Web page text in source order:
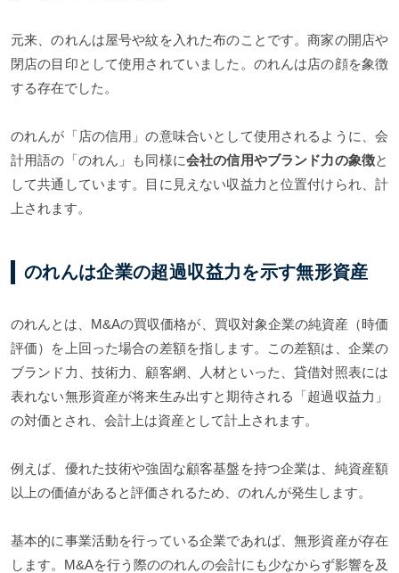
元来、のれんは屋号や紋を入れた布のことです。商家の開店や
閉店の目印として使用されていました。のれんは店の顔を象徴
する存在でした。
のれんが「店の信用」の意味合いとして使用されるように、会
計用語の「のれん」も同様に会社の信用やブランド力の象徴と
して共通しています。目に見えない収益力と位置付けられ、計
上されます。
のれんは企業の超過収益力を示す無形資産
のれんとは、M&Aの買収価格が、買収対象企業の純資産（時価
評価）を上回った場合の差額を指します。この差額は、企業の
ブランド力、技術力、顧客網、人材といった、貸借対照表には
表れない無形資産が将来生み出すと期待される「超過収益力」
の対価とされ、会計上は資産として計上されます。
例えば、優れた技術や強固な顧客基盤を持つ企業は、純資産額
以上の価値があると評価されるため、のれんが発生します。
基本的に事業活動を行っている企業であれば、無形資産が存在
します。M&Aを行う際ののれんの会計にも少なからず影響を及